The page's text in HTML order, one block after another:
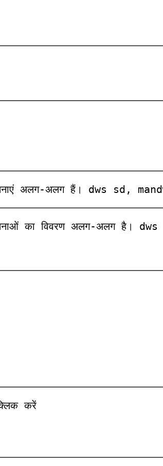
अलग-अलग हैं। dws sd,
का विवरण अलग-अलग है।
करें